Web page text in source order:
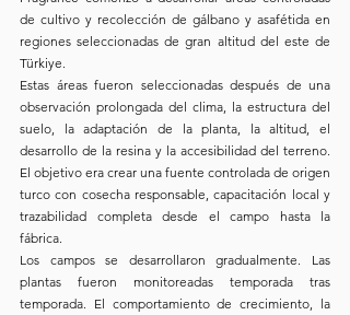
de cultivo y recolección de gálbano y asafétida en
regiones seleccionadas de gran altitud del este de
Türkiye.
Estas áreas fueron seleccionadas después de una
observación prolongada del clima, la estructura del
suelo, la adaptación de la planta, la altitud, el
desarrollo de la resina y la accesibilidad del terreno.
El objetivo era crear una fuente controlada de origen
turco con cosecha responsable, capacitación local y
trazabilidad completa desde el campo hasta la
fábrica.
Los campos se desarrollaron gradualmente. Las
plantas fueron monitoreadas temporada tras
temporada. El comportamiento de crecimiento, la